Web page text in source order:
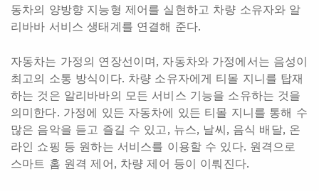
동차의 양방향 지능형 제어를 실현하고 차량 소유자와 알
리바바 서비스 생태계를 연결해 준다.
자동차는 가정의 연장선이며, 자동차와 가정에서는 음성이
최고의 소통 방식이다. 차량 소유자에게 티몰 지니를 탑재
하는 것은 알리바바의 모든 서비스 기능을 소유하는 것을
의미한다. 가정에 있든 자동차에 있든 티몰 지니를 통해 수
많은 음악을 듣고 즐길 수 있고, 뉴스, 날씨, 음식 배달, 온
라인 쇼핑 등 원하는 서비스를 이용할 수 있다. 원격으로
스마트 홈 원격 제어, 차량 제어 등이 이뤄진다.